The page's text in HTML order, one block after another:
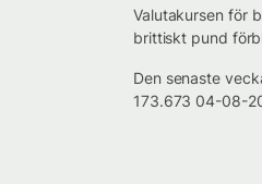
Valutakursen för
brittiskt pund
Den senaste
173.673 04-08-